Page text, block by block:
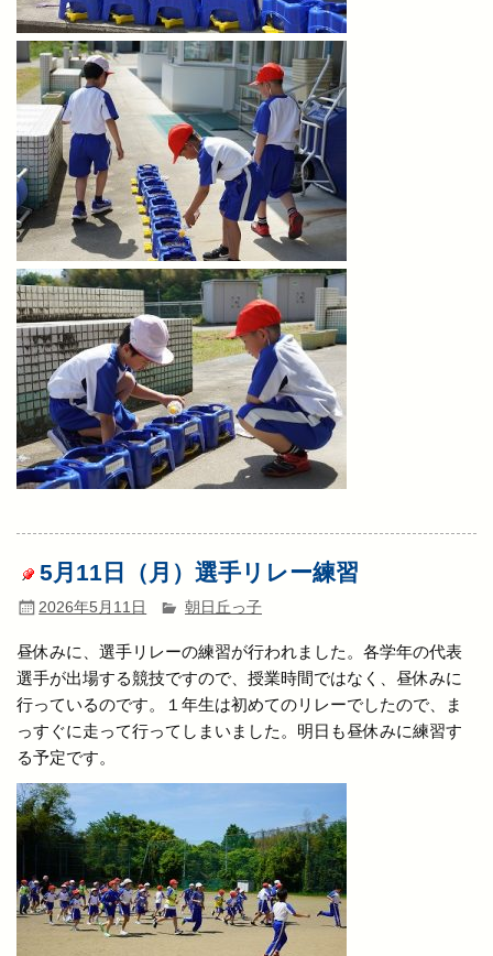
5月11日（月）選手リレー練習
2026年5月11日 朝日丘っ子
昼休みに、選手リレーの練習が行われました。各学年の代表
選手が出場する競技ですので、授業時間ではなく、昼休みに
行っているのです。１年生は初めてのリレーでしたので、ま
っすぐに走って行ってしまいました。明日も昼休みに練習す
る予定です。